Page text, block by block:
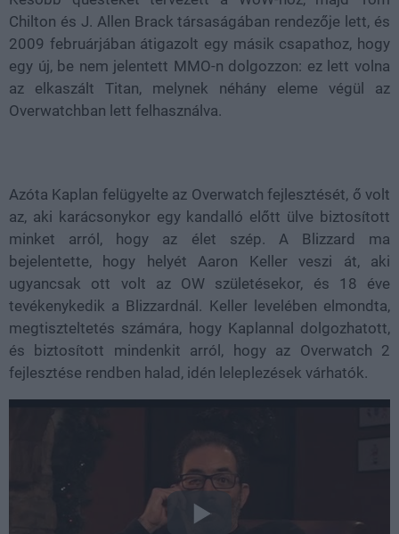
Chilton és J. Allen Brack társaságában rendezője lett, és
2009 februárjában átigazolt egy másik csapathoz, hogy
egy új, be nem jelentett MMO-n dolgozzon: ez lett volna
az elkaszált Titan, melynek néhány eleme végül az
Overwatchban lett felhasználva.
Azóta Kaplan felügyelte az Overwatch fejlesztését, ő volt
az, aki karácsonykor egy kandalló előtt ülve biztosított
minket arról, hogy az élet szép. A Blizzard ma
bejelentette, hogy helyét Aaron Keller veszi át, aki
ugyancsak ott volt az OW születésekor, és 18 éve
tevékenykedik a Blizzardnál. Keller levelében elmondta,
megtiszteltetés számára, hogy Kaplannal dolgozhatott,
és biztosított mindenkit arról, hogy az Overwatch 2
fejlesztése rendben halad, idén leleplezések várhatók.